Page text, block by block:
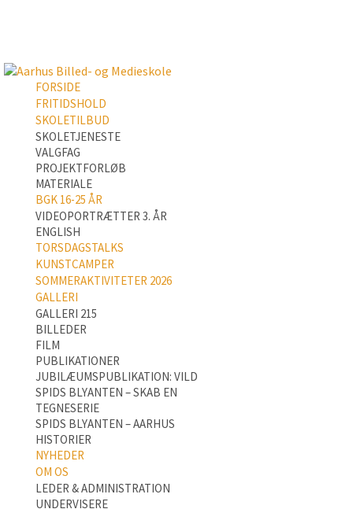
FORSIDE
FRITIDSHOLD
SKOLETILBUD
SKOLETJENESTE
VALGFAG
PROJEKTFORLØB
MATERIALE
BGK 16-25 ÅR
VIDEOPORTRÆTTER 3. ÅR
ENGLISH
TORSDAGSTALKS
KUNSTCAMPER
SOMMERAKTIVITETER 2026
GALLERI
GALLERI 215
BILLEDER
FILM
PUBLIKATIONER
JUBILÆUMSPUBLIKATION: VILD
SPIDS BLYANTEN – SKAB EN
TEGNESERIE
SPIDS BLYANTEN – AARHUS
HISTORIER
NYHEDER
OM OS
LEDER & ADMINISTRATION
UNDERVISERE